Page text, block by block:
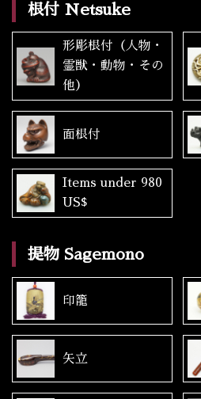
根付 Netsuke
形彫根付（人物・
霊獣・動物・その
他）
面根付
Items under 980
US$
提物 Sagemono
印籠
矢立